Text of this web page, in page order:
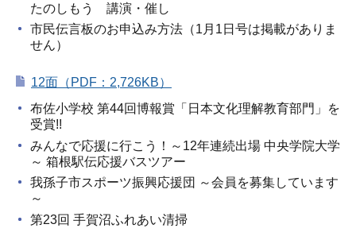
たのしもう 講演・催し
市民伝言板のお申込み方法（1月1日号は掲載がありま
せん）
12面（PDF：2,726KB）
布佐小学校 第44回博報賞「日本文化理解教育部門」を
受賞!!
みんなで応援に行こう！～12年連続出場 中央学院大学
～ 箱根駅伝応援バスツアー
我孫子市スポーツ振興応援団 ～会員を募集しています
～
第23回 手賀沼ふれあい清掃